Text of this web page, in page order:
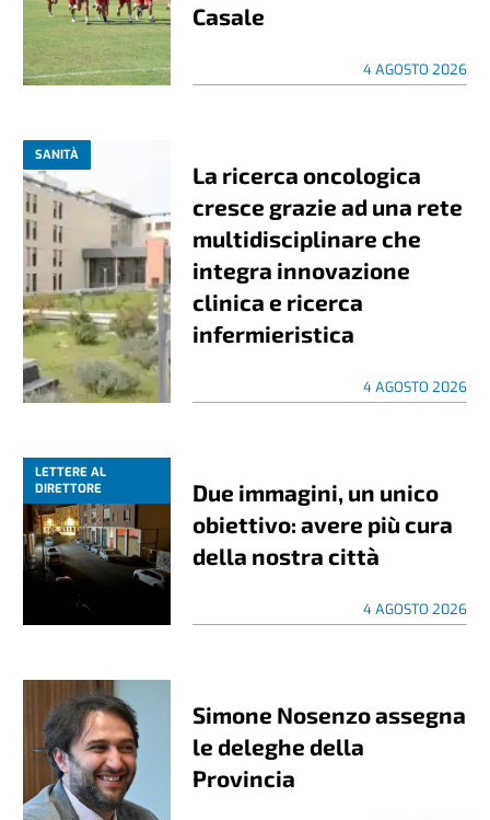
Casale
4 AGOSTO 2026
SANITÀ
La ricerca oncologica
cresce grazie ad una rete
multidisciplinare che
integra innovazione
clinica e ricerca
infermieristica
4 AGOSTO 2026
LETTERE AL
DIRETTORE
Due immagini, un unico
obiettivo: avere più cura
della nostra città
4 AGOSTO 2026
Simone Nosenzo assegna
le deleghe della
Provincia